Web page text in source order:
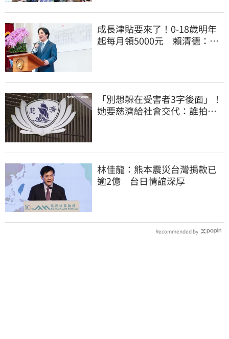
成長津貼要來了！0-18歲明年
起每月領5000元 賴清德：此
「別想躲在受害者3字後面」！
她要慈濟給社會交代：誰拍板
林佳龍：熊本震災台灣捐款已
逾2億 台日情誼深厚
Recommended by